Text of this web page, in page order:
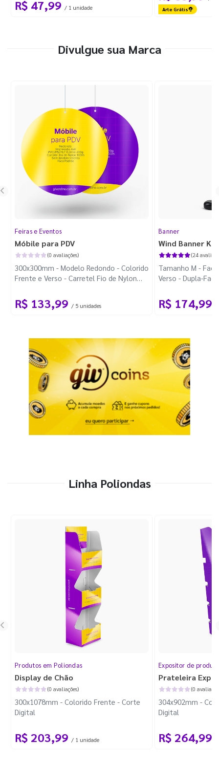
R$ 47,99 / 1 unidade Arte Grátis
Divulgue sua Marca
Feiras e Eventos
Móbile para PDV
(0 avaliações)
300x300mm - Modelo Redondo - Colorido
Frente e Verso - Carretel Fio de Nylon
R$ 133,99 / 5 unidades
Banner
Wind Banner
(24
Tamanho M -
Verso - Dupla-
R$ 174,99
Linha Poliondas
Produtos em Poliondas
Display de Chão
(0 avaliações)
300x1078mm - Colorido Frente - Corte
Digital
R$ 203,99 / 1 unidade
Expositor de
Prateleira
(0
304x902mm -
Digital
R$ 264,99